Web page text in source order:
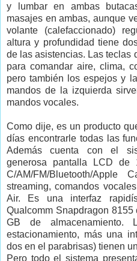
y lumbar en ambas
masajes en ambas, aunque
volante (calefaccionado)
altura y profundidad tiene
de las asistencias. Las teclas
para comandar aire, clima,
pero también los espejos y
mandos de la izquierda
mandos vocales.
Como dije, es un producto
días encontrarle todas las
Además cuenta con el
generosa pantalla LCD
C/AM/FM/Bluetooth/Apple
streaming, comandos
Air. Es una interfaz
Qualcomm Snapdragon
GB de almacenamiento.
estacionamiento, más una
dos en el parabrisas) tienen
Pero todo el sistema